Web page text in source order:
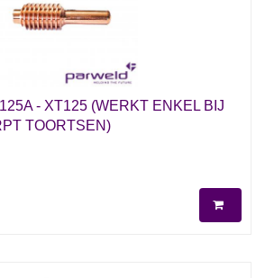
- XT125 (WERKT ENKEL BIJ
TOORTSEN)